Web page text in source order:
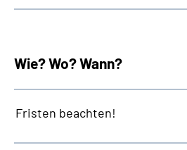
Wie? Wo? Wann?
Fristen beachten!